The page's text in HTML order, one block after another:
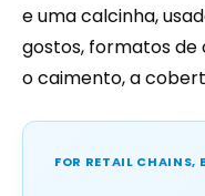
e uma calcinha,
gostos, formatos de
o caimento, a
FOR RETAIL CHAINS,